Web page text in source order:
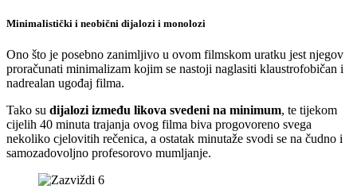
Minimalistički i neobični dijalozi i monolozi
Ono što je posebno zanimljivo u ovom filmskom uratku jest njegov
proračunati minimalizam kojim se nastoji naglasiti klaustrofobičan i
nadrealan ugođaj filma.
Tako su dijalozi između likova svedeni na minimum, te tijekom
cijelih 40 minuta trajanja ovog filma biva progovoreno svega
nekoliko cjelovitih rečenica, a ostatak minutaže svodi se na čudno i
samozadovoljno profesorovo mumljanje.